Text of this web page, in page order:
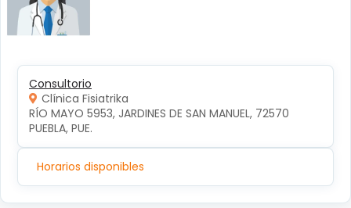
Consultorio
Clínica Fisiatrika
RÍO MAYO 5953, JARDINES DE SAN MANUEL, 72570
PUEBLA, PUE.
Horarios disponibles